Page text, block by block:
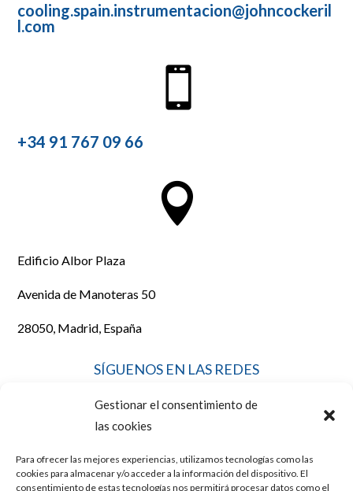
Gestionar el consentimiento de
las cookies
Para ofrecer las mejores experiencias, utilizamos tecnologías como las
cookies para almacenar y/o acceder a la información del dispositivo. El
consentimiento de estas tecnologías nos permitirá procesar datos como el
cooling.spain.instrumentacion@johncockeril
l.com

+34 91 767 09 66

Edificio Albor Plaza
Avenida de Manoteras 50
28050, Madrid, España
SÍGUENOS EN LAS REDES
LEGAL